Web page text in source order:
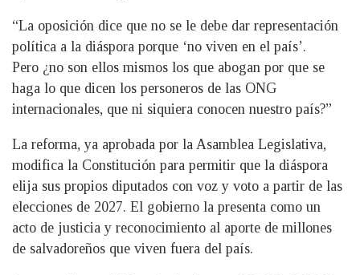
“La oposición dice que no se le debe dar representación
política a la diáspora porque ‘no viven en el país’.
Pero ¿no son ellos mismos los que abogan por que se
haga lo que dicen los personeros de las ONG
internacionales, que ni siquiera conocen nuestro país?”
La reforma, ya aprobada por la Asamblea Legislativa,
modifica la Constitución para permitir que la diáspora
elija sus propios diputados con voz y voto a partir de las
elecciones de 2027. El gobierno la presenta como un
acto de justicia y reconocimiento al aporte de millones
de salvadoreños que viven fuera del país.